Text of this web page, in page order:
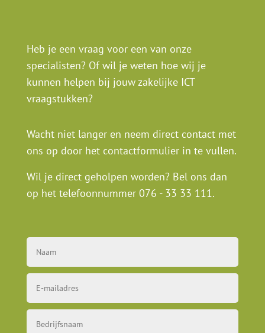
Heb je een vraag voor een van onze
specialisten? Of wil je weten hoe wij je
kunnen helpen bij jouw zakelijke ICT
vraagstukken?
Wacht niet langer en neem direct contact met
ons op door het contactformulier in te vullen.
Wil je direct geholpen worden? Bel ons dan
op het telefoonnummer 076 - 33 33 111.